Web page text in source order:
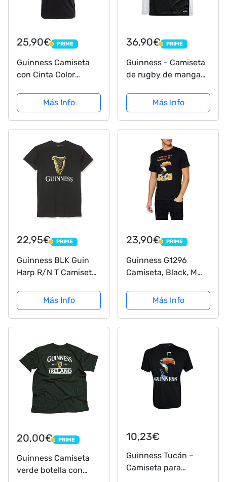
25,90€ PRIME
PRIME
Guinness Camiseta
con Cinta Color
Más Info
36,90€ PRIME
PRIME
Guinness - Camiseta
de rugby de manga
blanco
Más Info
22,95€ PRIME
PRIME
Guinness BLK Guin
Harp R/N T Camiseta,
3XL para Hombre
Más Info
23,90€ PRIME
PRIME
Guinness G1296
Camiseta, Black, M
Más Info
20,00€ PRIME
PRIME
Guinness Camiseta
verde botella con
10,23€
Guinness Tucán –
Camiseta para